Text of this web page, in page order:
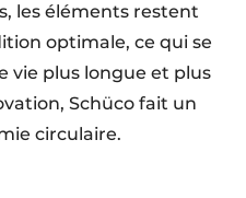
les éléments restent
optimale, ce qui se
vie plus longue et plus
Schüco fait un
circulaire.